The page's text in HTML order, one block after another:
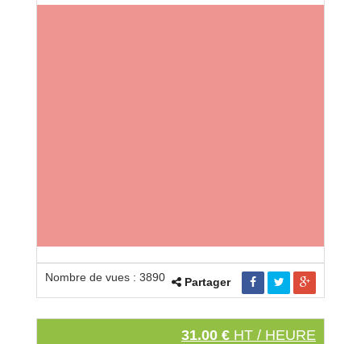
Nombre de vues : 3890 Partager
31.00 € HT / HEURE